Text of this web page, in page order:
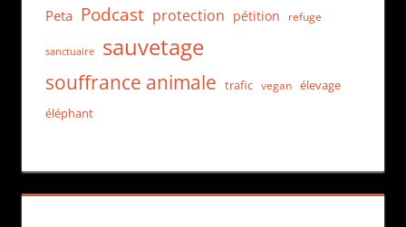
Peta Podcast protection pétition refuge
sanctuaire sauvetage
souffrance animale trafic vegan
élevage
éléphant